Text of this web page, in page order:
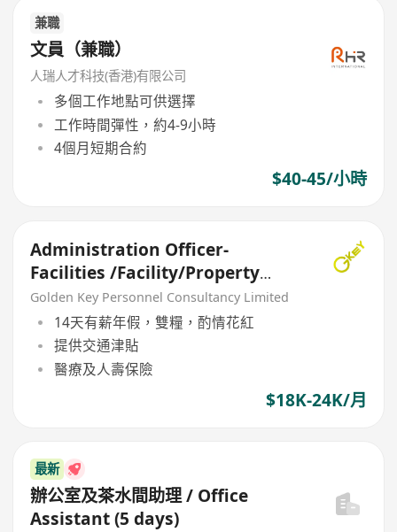
兼職
文員（兼職）
人瑞人才科技(香港)有限公司
多個工作地點可供選擇
工作時間彈性，約4-9小時
4個月短期合約
$40-45/小時
Administration Officer-
Facilities /Facility/Property
Management (設施主任/助理主任
Golden Key Personnel Consultancy Limited
14天有薪年假，雙糧，酌情花紅
提供交通津貼
醫療及人壽保險
$18K-24K/月
最新
辦公室及茶水間助理 / Office
Assistant (5 days)